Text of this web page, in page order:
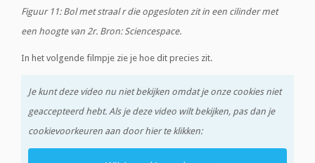
Figuur 11: Bol met straal r die opgesloten zit in een cilinder met
een hoogte van 2r. Bron: Sciencespace.
In het volgende filmpje zie je hoe dit precies zit.
Je kunt deze video nu niet bekijken omdat je onze cookies niet
geaccepteerd hebt. Als je deze video wilt bekijken, pas dan je
cookievoorkeuren aan door hier te klikken: